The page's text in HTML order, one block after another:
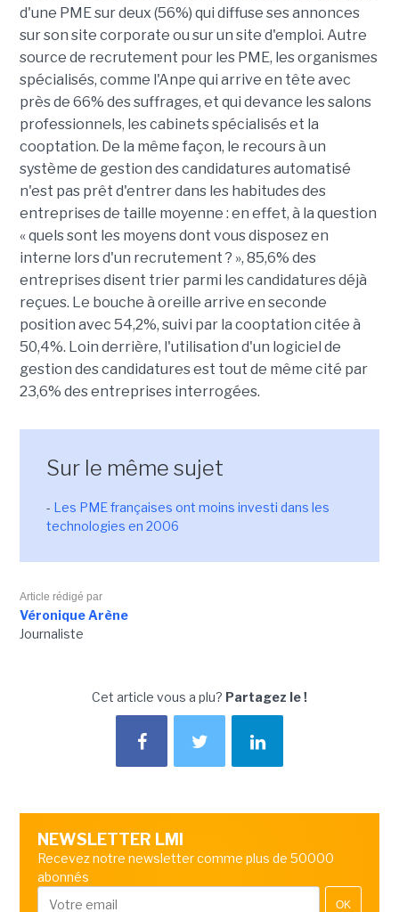
d'une PME sur deux (56%) qui diffuse ses annonces
sur son site corporate ou sur un site d'emploi. Autre
source de recrutement pour les PME, les organismes
spécialisés, comme l'Anpe qui arrive en tête avec
près de 66% des suffrages, et qui devance les salons
professionnels, les cabinets spécialisés et la
cooptation. De la même façon, le recours à un
système de gestion des candidatures automatisé
n'est pas prêt d'entrer dans les habitudes des
entreprises de taille moyenne : en effet, à la question
« quels sont les moyens dont vous disposez en
interne lors d'un recrutement ? », 85,6% des
entreprises disent trier parmi les candidatures déjà
reçues. Le bouche à oreille arrive en seconde
position avec 54,2%, suivi par la cooptation citée à
50,4%. Loin derrière, l'utilisation d'un logiciel de
gestion des candidatures est tout de même cité par
23,6% des entreprises interrogées.
Sur le même sujet
- Les PME françaises ont moins investi dans les
technologies en 2006
Article rédigé par
Véronique Arène
Journaliste
Cet article vous a plu? Partagez le !
NEWSLETTER LMI
Recevez notre newsletter comme plus de 50000
abonnés
OK